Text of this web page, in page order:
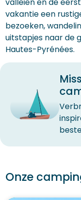
vakantie een
bezoeken,
uitstapjes naar de
Hautes-Pyrénées.
Onze